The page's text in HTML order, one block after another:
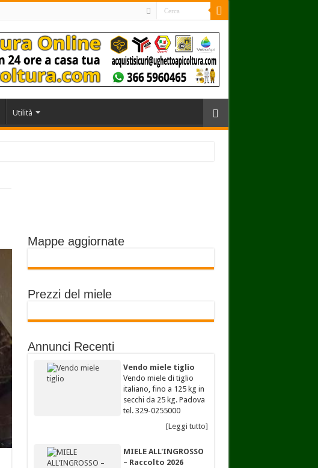
Utilità
Mappe aggiornate
Prezzi del miele
Annunci Recenti
Vendo miele tiglio
Vendo miele di tiglio
italiano, fino a 125 kg in
secchi da 25 kg. Padova
tel. 329-0255000
[Leggi tutto]
MIELE ALL'INGROSSO
– Raccolto 2026